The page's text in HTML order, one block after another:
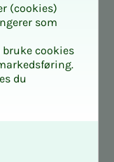
penger på
(cookies)
som
cookies
du